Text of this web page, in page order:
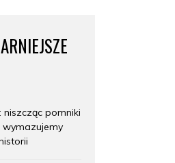
niszcząc pomniki
wymazujemy